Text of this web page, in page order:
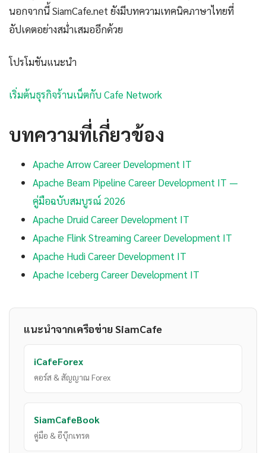
นอกจากนี้ SiamCafe.net ยังมีบทความเทคนิคภาษาไทยที่
อัปเดตอย่างสม่ำเสมออีกด้วย
โปรโมชันแนะนำ
เริ่มต้นธุรกิจร้านเน็ตกับ Cafe Network
บทความที่เกี่ยวข้อง
Apache Arrow Career Development IT
Apache Beam Pipeline Career Development IT —
คู่มือฉบับสมบูรณ์ 2026
Apache Druid Career Development IT
Apache Flink Streaming Career Development IT
Apache Hudi Career Development IT
Apache Iceberg Career Development IT
แนะนำจากเครือข่าย SiamCafe
iCafeForex
คอร์ส & สัญญาณ Forex
SiamCafeBook
คู่มือ & อีบุ๊กเทรด